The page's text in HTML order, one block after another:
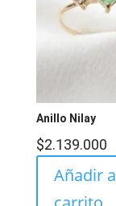
Anillo Nilay
$2.139.000
Añadir